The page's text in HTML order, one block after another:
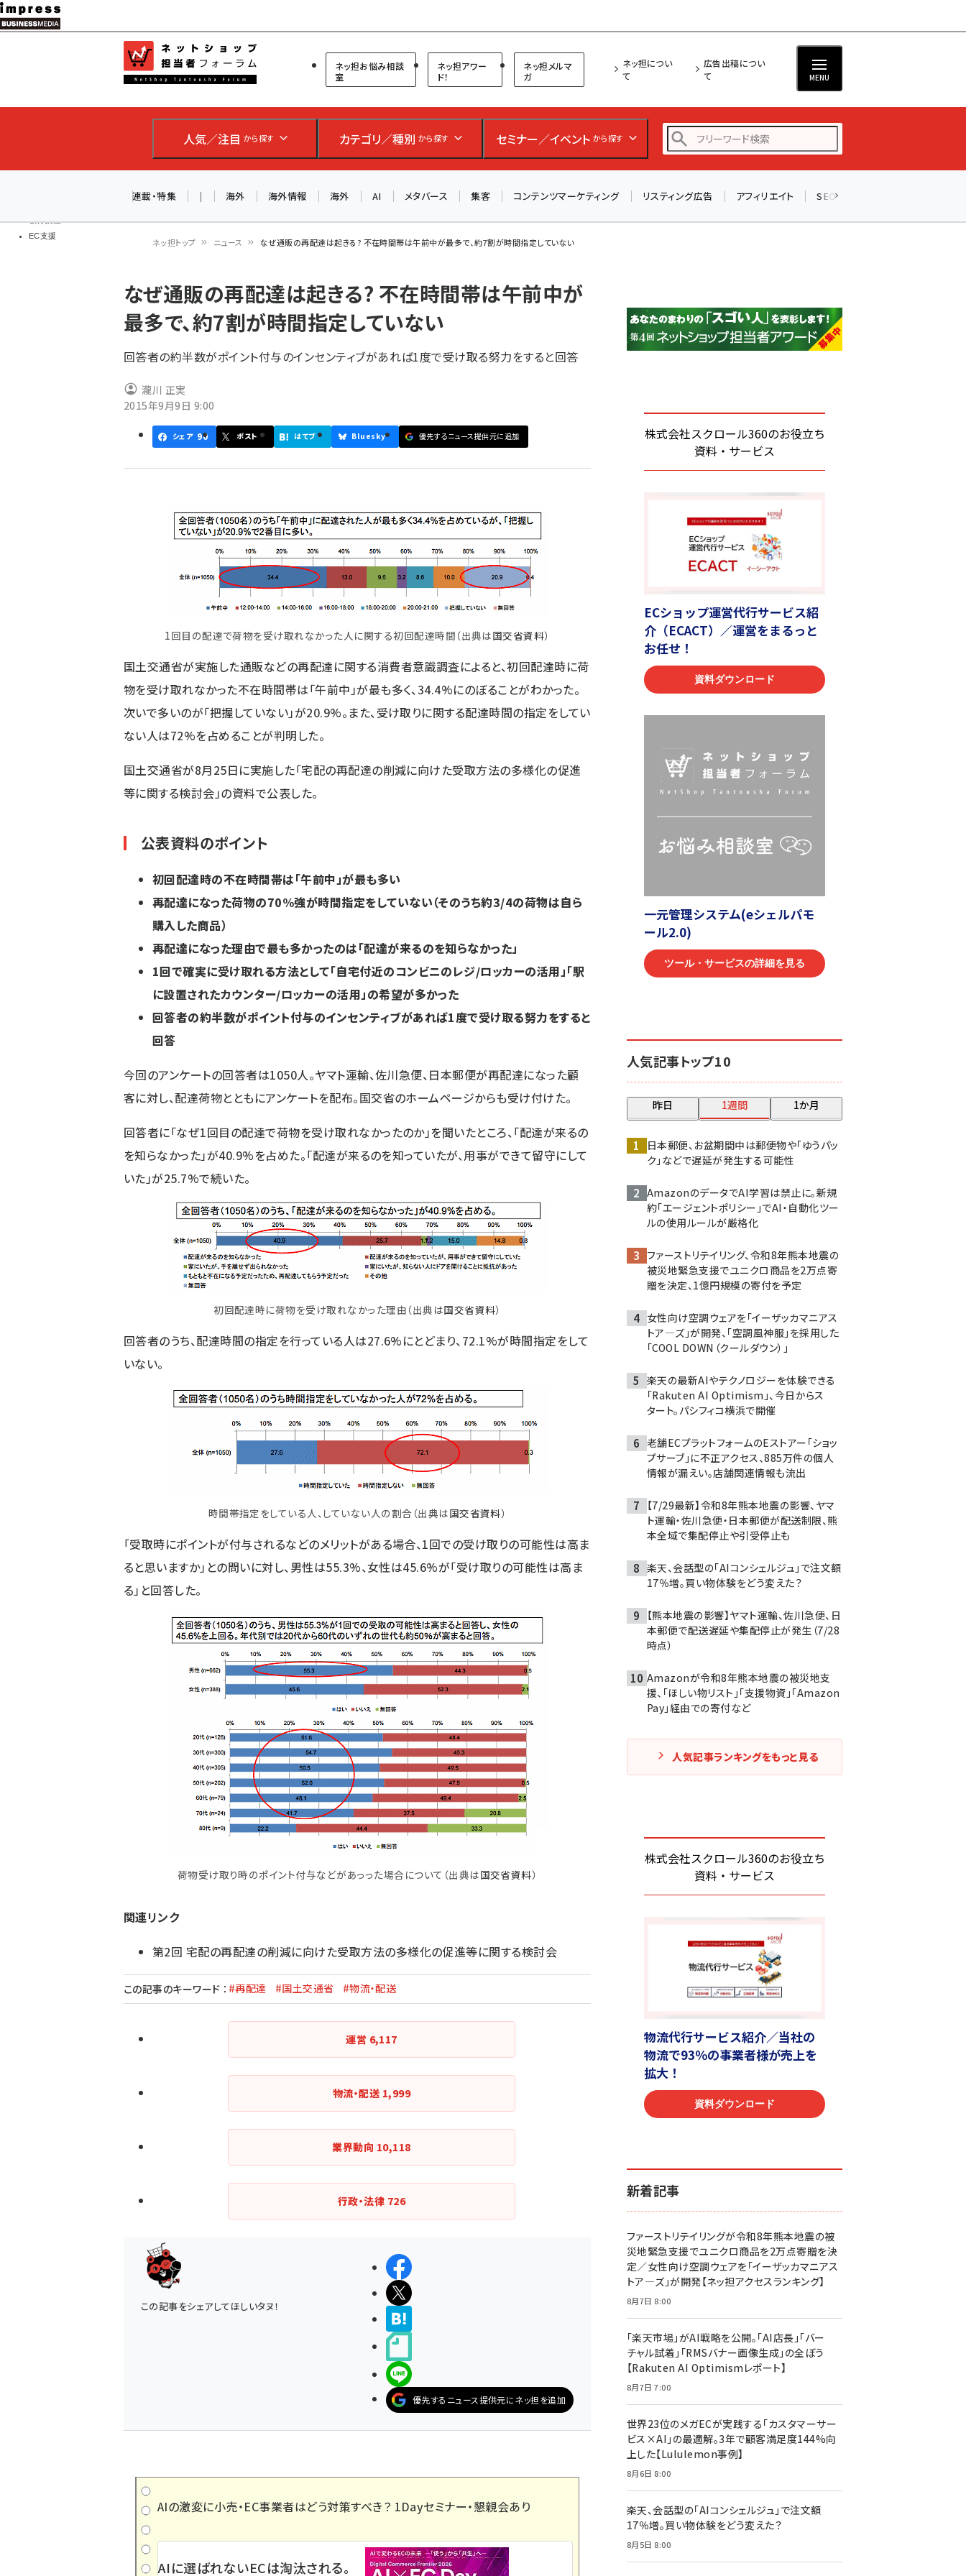
メ
イ
ン
ツ
移
教育講座
EC支援
ネットショップ担当者フォーラム
ネッ担お悩み相談
室
ネッ担アワー
ド！
ネッ担メルマ
ガ
ネッ担につい
て
広告出稿につい
て
MENU
人気／注目 から探す カテゴリ／種別 から探す セミナー／イベント から探す
アスクル (1122)
base (1083)
連載・特集 | 海外 海外情報 海外 AI メタバース 集客 コンテンツマーケティング リスティング広告 アフィリエイト SEO
ン
く
ず
ネッ担トップ ニュース なぜ通販の再配達は起きる? 不在時間帯は午前中が最多で、約7割が時間指定していない
なぜ通販の再配達は起きる? 不在時間帯は午前中が
最多で、約7割が時間指定していない
回答者の約半数がポイント付与のインセンティブがあれば1度で受け取る努力をすると回答
瀧川 正実
2015年9月9日 9:00
シェア 90 ポスト はてブ Bluesky 優先するニュース提供元に追加
1回目の配達で荷物を受け取れなかった人に関する初回配達時間（出典は国交省資料）
国土交通省が実施した通販などの再配達に関する消費者意識調査によると、初回配達時に荷
物を受け取れなかった不在時間帯は「午前中」が最も多く、34.4%にのぼることがわかった。
次いで多いのが「把握していない」が20.9%。 また、受け取りに関する配達時間の指定をしてい
ない人は72%を占めることが判明した。
国土交通省が8月25日に実施した「宅配の再配達の削減に向けた受取方法の多様化の促進
等に関する検討会」の資料で公表した。
公表資料のポイント
初回配達時の不在時間帯は「午前中」が最も多い
再配達になった荷物の70%強が時間指定をしていない（そのうち約3/4の荷物は自ら
購入した商品）
再配達になった理由で最も多かったのは「配達が来るのを知らなかった」
1回で確実に受け取れる方法として「自宅付近のコンビニのレジ/ロッカーの活用」「駅
に設置されたカウンター/ロッカーの活用」の希望が多かった
回答者の約半数がポイント付与のインセンティブがあれば1度で受け取る努力をすると
回答
今回のアンケートの回答者は1050人。ヤマト運輸、佐川急便、日本郵便が再配達になった顧
客に対し、配達荷物とともにアンケートを配布。国交省のホームページからも受け付けた。
回答者に「なぜ1回目の配達で荷物を受け取れなかったのか」を聞いたところ、「配達が来るの
を知らなかった」が40.9%を占めた。「配達が来るのを知っていたが、用事ができて留守にして
いた」が25.7%で続いた。
初回配達時に荷物を受け取れなかった理由 （出典は国交省資料）
回答者のうち、配達時間の指定を行っている人は27.6%にとどまり、72.1%が時間指定をして
いない。
時間帯指定をしている人、していない人の割合 （出典は国交省資料）
「受取時にポイントが付与されるなどのメリットがある場合、1回での受け取りの可能性は高ま
ると思いますか」との問いに対し、男性は55.3%、女性は45.6%が「受け取りの可能性は高ま
る」と回答した。
荷物受け取り時のポイント付与などがあっった場合について （出典は国交省資料）
関連リンク
第2回 宅配の再配達の削減に向けた受取方法の多様化の促進等に関する検討会
この記事のキーワード ： #再配達 #国土交通省 #物流・配送
運営 6,117
物流・配送 1,999
業界動向 10,118
行政・法律 726
この記事をシェアしてほしいタヌ！
優先するニュース提供元にネッ担を追加
AIの激変に小売・EC事業者はどう対策すべき？ 1Dayセミナー・懇親会あり
AIに選ばれないECは淘汰される。
人気記事トップ10
昨日 1週間 1か月
日本郵便、お盆期間中は郵便物や「ゆうパッ
ク」などで遅延が発生する可能性
AmazonのデータでAI学習は禁止に。新規
約「エージェントポリシー」でAI・自動化ツー
ルの使用ルールが厳格化
ファーストリテイリング、令和8年熊本地震の
被災地緊急支援でユニクロ商品を2万点寄
贈を決定、1億円規模の寄付を予定
女性向け空調ウェアを「イーザッカマニアス
トア―ズ」が開発、「空調風神服」を採用した
「COOL DOWN（クールダウン）」
楽天の最新AIやテクノロジーを体験できる
「Rakuten AI Optimism」、今日からス
タート。パシフィコ横浜で開催
老舗ECプラットフォームのEストアー「ショッ
プサーブ」に不正アクセス、885万件の個人
情報が漏えい。店舗関連情報も流出
【7/29最新】令和8年熊本地震の影響、ヤマ
ト運輸・佐川急便・日本郵便が配送制限、熊
本全域で集配停止や引受停止も
楽天、会話型の「AIコンシェルジュ」で注文額
17％増。買い物体験をどう変えた？
【熊本地震の影響】ヤマト運輸、佐川急便、日
本郵便で配送遅延や集配停止が発生（7/28
時点）
Amazonが令和8年熊本地震の被災地支
援、「ほしい物リスト」「支援物資」「Amazon
Pay」経由での寄付など
人気記事ランキングをもっと見る
新着記事
ファーストリテイリングが令和8年熊本地震の被
災地緊急支援でユニクロ商品を2万点寄贈を決
定／女性向け空調ウェアを「イーザッカマニアス
トア―ズ」が開発【ネッ担アクセスランキング】
8月7日 8:00
「楽天市場」がAI戦略を公開。「AI店長」「バー
チャル試着」「RMSバナー画像生成」の全ぼう
【Rakuten AI Optimismレポート】
8月7日 7:00
世界23位のメガECが実践する「カスタマーサー
ビス×AI」の最適解。3年で顧客満足度144%向
上した【Lululemon事例】
8月6日 8:00
楽天、会話型の「AIコンシェルジュ」で注文額
17％増。買い物体験をどう変えた？
8月5日 8:00
AIが買い物を代行する時代に打つべき「次の一手」とは？
アルペン、オイシックス、元UA責任者が登壇のリアルECセ
ミナー（8/26＠東京）【交流会も実施】